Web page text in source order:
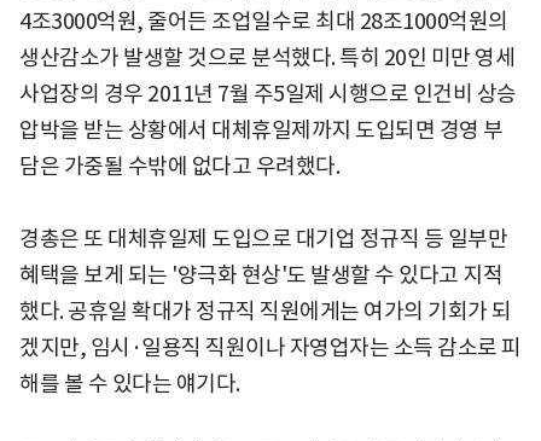
4조3000억원, 줄어든 조업일수로 최대 28조1000억원의
생산감소가 발생할 것으로 분석했다. 특히 20인 미만 영세
사업장의 경우 2011년 7월 주5일제 시행으로 인건비 상승
압박을 받는 상황에서 대체휴일제까지 도입되면 경영 부
담은 가중될 수밖에 없다고 우려했다.
경총은 또 대체휴일제 도입으로 대기업 정규직 등 일부만
혜택을 보게 되는 '양극화 현상'도 발생할 수 있다고 지적
했다. 공휴일 확대가 정규직 직원에게는 여가의 기회가 되
겠지만, 임시·일용직 직원이나 자영업자는 소득 감소로 피
해를 볼 수 있다는 얘기다.